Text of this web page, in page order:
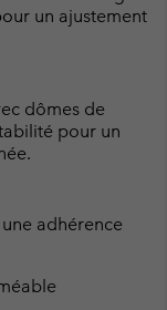
un ajustement
dômes de
pour un
adhérence